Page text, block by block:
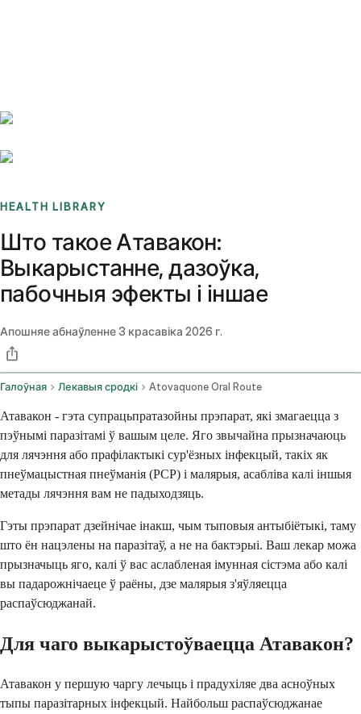
HEALTH LIBRARY
Што такое Атавакон:
Выкарыстанне, дазоўка,
пабочныя эфекты і іншае
Апошняе абнаўленне3 красавіка 2026 г.
Галоўная Лекавыя сродкі Atovaquone Oral Route
Атавакон - гэта супрацьпратазойны прэпарат, які змагаецца з
пэўнымі паразітамі ў вашым целе. Яго звычайна прызначаюць
для лячэння або прафілактыкі сур'ёзных інфекцый, такіх як
пнеўмацыстная пнеўманія (PCP) і малярыя, асабліва калі іншыя
метады лячэння вам не падыходзяць.
Гэты прэпарат дзейнічае інакш, чым тыповыя антыбіётыкі, таму
што ён нацэлены на паразітаў, а не на бактэрыі. Ваш лекар можа
прызначыць яго, калі ў вас аслабленая імунная сістэма або калі
вы падарожнічаеце ў раёны, дзе малярыя з'яўляецца
распаўсюджанай.
Для чаго выкарыстоўваецца Атавакон?
Атавакон у першую чаргу лечыць і прадухіляе два асноўных
тыпы паразітарных інфекцый. Найбольш распаўсюджанае